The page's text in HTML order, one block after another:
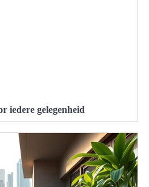
iedere gelegenheid